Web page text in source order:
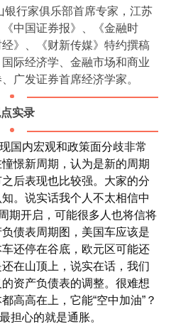
行家俱乐部首席专家，江苏
中国证券报》、《金融时
》、《财新传媒》特约撰稿
际经济学、金融市场和商业
广发证券首席经济学家。
实录
国内宏观和政策面分歧非常
憬新周期，认为是新的周期
后表现也比较强。大家的分
。说实话我个人不太相信中
期开启，可能很多人也将信将
债表周期图，美国车应该是
还停在谷底，欧元区可能还
在山顶上，说实在话，我们
资产负债表的调整。很难想
高高在上，它能“空中加油”？
担心的就是通胀。